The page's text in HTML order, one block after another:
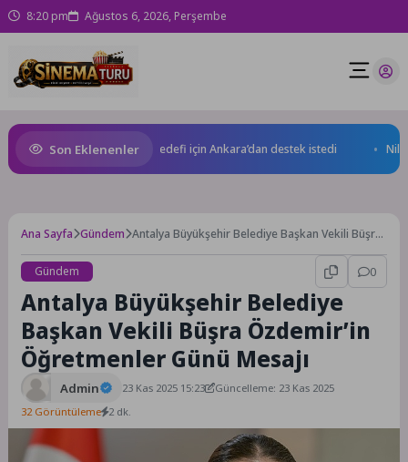
8:20 pm Ağustos 6, 2026, Perşembe
Son Eklenenler
2 milyar dolar ihracat hedefi için Ankara’dan destek istedi
Ana Sayfa Gündem Antalya Büyükşehir Belediye Başkan Vekili Büşra
Gündem
0
Antalya Büyükşehir Belediye
Başkan Vekili Büşra Özdemir’in
Öğretmenler Günü Mesajı
Admin 23 Kas 2025 15:23
Güncelleme: 23 Kas 2025
32 Görüntüleme 2 dk.